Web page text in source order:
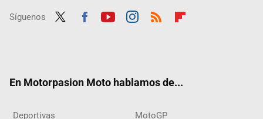
Síguenos
En Motorpasion Moto hablamos de...
Deportivas MotoGP